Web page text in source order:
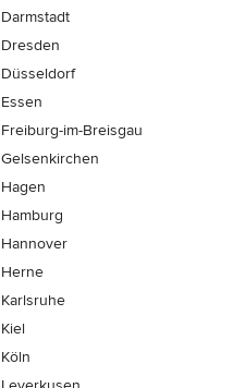
Darmstadt
Dresden
Düsseldorf
Essen
Freiburg-im-Breisgau
Gelsenkirchen
Hagen
Hamburg
Hannover
Herne
Karlsruhe
Kiel
Köln